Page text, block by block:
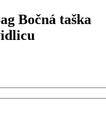
Bočná taška